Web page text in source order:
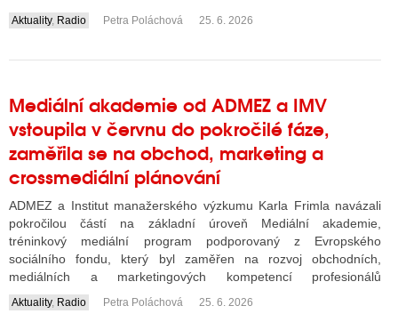
....
Aktuality, Radio Petra Poláchová 25. 6. 2026
Mediální akademie od ADMEZ a IMV
vstoupila v červnu do pokročilé fáze,
zaměřila se na obchod, marketing a
crossmediální plánování
ADMEZ a Institut manažerského výzkumu Karla Frimla navázali
pokročilou částí na základní úroveň Mediální akademie,
tréninkový mediální program podporovaný z Evropského
sociálního fondu, který byl zaměřen na rozvoj obchodních,
mediálních a marketingových kompetencí profesionálů
z mediálního prostředí. Aktuální dvoudenní …
....
Aktuality, Radio Petra Poláchová 25. 6. 2026